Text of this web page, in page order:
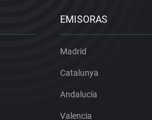
EMISORAS
Madrid
Catalunya
Andalucía
Valencia